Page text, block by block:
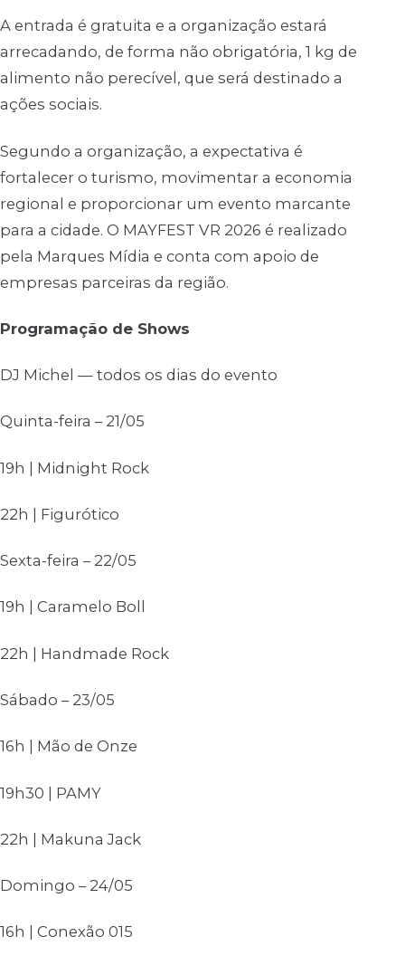
A entrada é gratuita e a organização estará
arrecadando, de forma não obrigatória, 1 kg de
alimento não perecível, que será destinado a
ações sociais.
Segundo a organização, a expectativa é
fortalecer o turismo, movimentar a economia
regional e proporcionar um evento marcante
para a cidade. O MAYFEST VR 2026 é realizado
pela Marques Mídia e conta com apoio de
empresas parceiras da região.
Programação de Shows
DJ Michel — todos os dias do evento
Quinta-feira – 21/05
19h | Midnight Rock
22h | Figurótico
Sexta-feira – 22/05
19h | Caramelo Boll
22h | Handmade Rock
Sábado – 23/05
16h | Mão de Onze
19h30 | PAMY
22h | Makuna Jack
Domingo – 24/05
16h | Conexão 015